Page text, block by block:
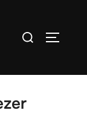
Rechercher :